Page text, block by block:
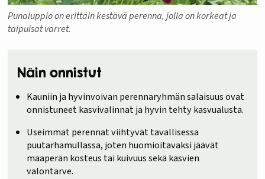
Punaluppio on erittäin kestävä perenna, jolla on korkeat ja
taipuisat varret.
Näin onnistut
Kauniin ja hyvinvoivan perennaryhmän salaisuus ovat
onnistuneet kasvivalinnat ja hyvin tehty kasvualusta.
Useimmat perennat viihtyvät tavallisessa
puutarhamullassa, joten huomioitavaksi jäävät
maaperän kosteus tai kuivuus sekä kasvien
valontarve.